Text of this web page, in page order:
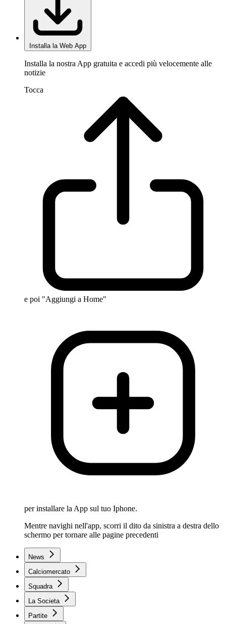
Installa la Web App
Installa la nostra App gratuita e accedi più velocemente alle
notizie
Tocca
e poi "Aggiungi a Home"
per installare la App sul tuo Iphone.
Mentre navighi nell'app, scorri il dito da sinistra a destra dello
schermo per tornare alle pagine precedenti
News
Calciomercato
Squadra
La Societa
Partite